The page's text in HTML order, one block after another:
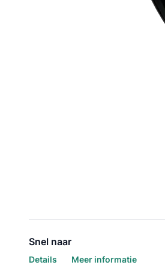
Snel naar
Details Meer informatie